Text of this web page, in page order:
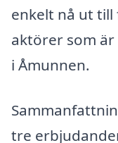
enkelt nå ut
aktörer som är
i Åmunnen.
tre